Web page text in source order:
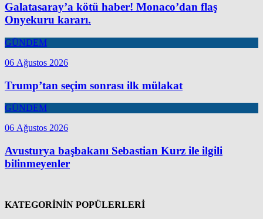
Galatasaray’a kötü haber! Monaco’dan flaş
Onyekuru kararı.
GÜNDEM
06 Ağustos 2026
Trump’tan seçim sonrası ilk mülakat
GÜNDEM
06 Ağustos 2026
Avusturya başbakanı Sebastian Kurz ile ilgili
bilinmeyenler
KATEGORİNİN POPÜLERLERİ